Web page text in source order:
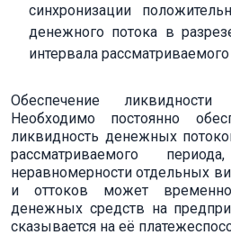
синхронизации
денежного потока в
интервала
Обеспечение
Необходимо постоянно
ликвидность денежных
рассматриваемого
неравномерности отдельных
и оттоков может
денежных средств на
сказывается на её